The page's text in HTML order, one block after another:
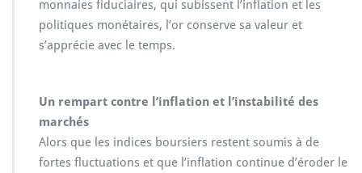
monnaies fiduciaires, qui subissent l’inflation et les
politiques monétaires, l’or conserve sa valeur et
s’apprécie avec le temps.
Un rempart contre l’inflation et l’instabilité des
marchés
Alors que les indices boursiers restent soumis à de
fortes fluctuations et que l’inflation continue d’éroder le